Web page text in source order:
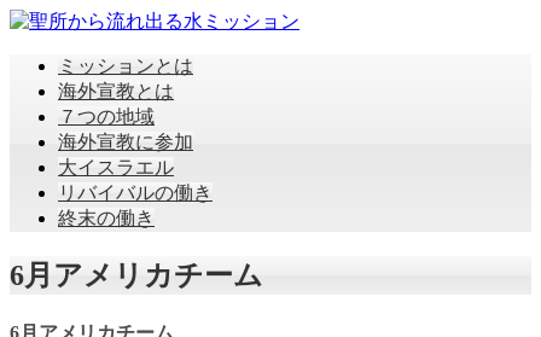
ミッションとは
海外宣教とは
７つの地域
海外宣教に参加
大イスラエル
リバイバルの働き
終末の働き
6月アメリカチーム